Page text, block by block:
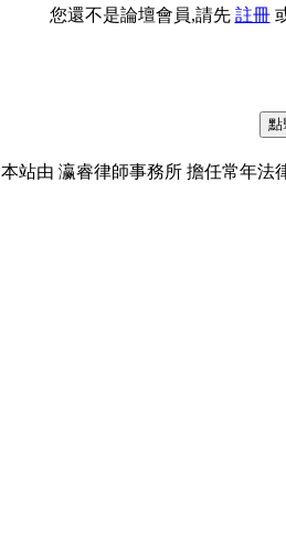
您還不是論壇會員,請先 註冊
本站由 瀛睿律師事務所 擔任常年法